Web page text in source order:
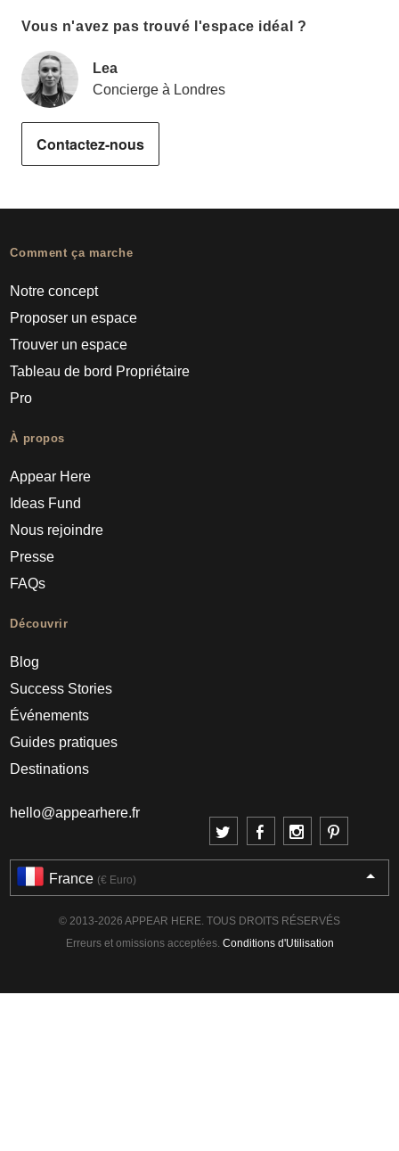
Vous n'avez pas trouvé l'espace idéal ?
Lea
Concierge à Londres
Contactez-nous
Comment ça marche
Notre concept
Proposer un espace
Trouver un espace
Tableau de bord Propriétaire
Pro
À propos
Appear Here
Ideas Fund
Nous rejoindre
Presse
FAQs
Découvrir
Blog
Success Stories
Événements
Guides pratiques
Destinations
hello@appearhere.fr
France (€ Euro)
© 2013-2026 APPEAR HERE. TOUS DROITS RÉSERVÉS
Erreurs et omissions acceptées. Conditions d'Utilisation